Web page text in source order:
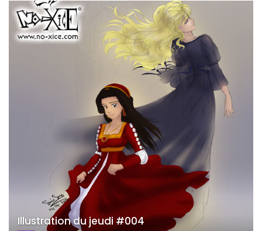
Illustration du jeudi #004